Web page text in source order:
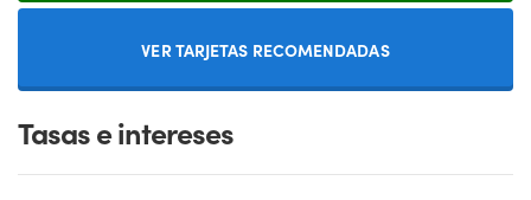
VER TARJETAS RECOMENDADAS
Tasas e intereses